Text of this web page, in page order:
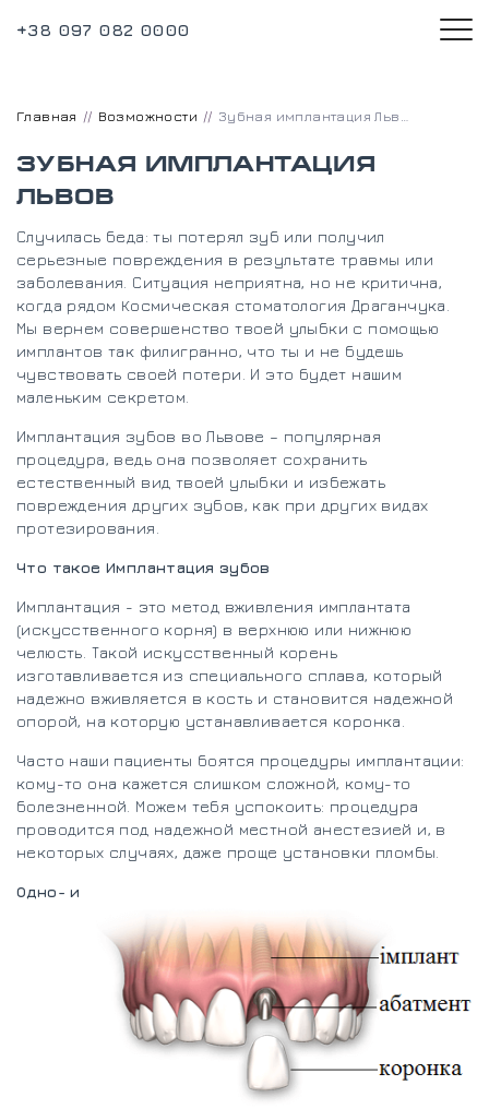
+38 097 082 0000
Главная Возможности Зубная имплантация Львов
ЗУБНАЯ ИМПЛАНТАЦИЯ
ЛЬВОВ
Случилась беда: ты потерял зуб или получил
серьезные повреждения в результате травмы или
заболевания. Ситуация неприятна, но не критична,
когда рядом Космическая стоматология Драганчука.
Мы вернем совершенство твоей улыбки с помощью
имплантов так филигранно, что ты и не будешь
чувствовать своей потери. И это будет нашим
маленьким секретом.
Имплантация зубов во Львове – популярная
процедура, ведь она позволяет сохранить
естественный вид твоей улыбки и избежать
повреждения других зубов, как при других видах
протезирования.
Что такое Имплантация зубов
Имплантация - это метод вживления имплантата
(искусственного корня) в верхнюю или нижнюю
челюсть. Такой искусственный корень
изготавливается из специального сплава, который
надежно вживляется в кость и становится надежной
опорой, на которую устанавливается коронка.
Часто наши пациенты боятся процедуры имплантации:
кому-то она кажется слишком сложной, кому-то
болезненной. Можем тебя успокоить: процедура
проводится под надежной местной анестезией и, в
некоторых случаях, даже проще установки пломбы.
Одно- и